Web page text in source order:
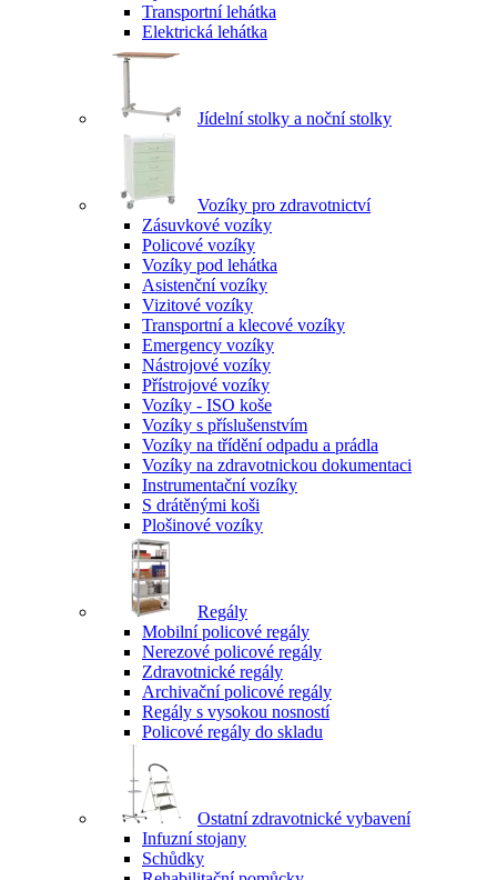
Transportní lehátka
Elektrická lehátka
Jídelní stolky a noční stolky
Vozíky pro zdravotnictví
Zásuvkové vozíky
Policové vozíky
Vozíky pod lehátka
Asistenční vozíky
Vizitové vozíky
Transportní a klecové vozíky
Emergency vozíky
Nástrojové vozíky
Přístrojové vozíky
Vozíky - ISO koše
Vozíky s příslušenstvím
Vozíky na třídění odpadu a prádla
Vozíky na zdravotnickou dokumentaci
Instrumentační vozíky
S drátěnými koši
Plošinové vozíky
Regály
Mobilní policové regály
Nerezové policové regály
Zdravotnické regály
Archivační policové regály
Regály s vysokou nosností
Policové regály do skladu
Ostatní zdravotnické vybavení
Infuzní stojany
Schůdky